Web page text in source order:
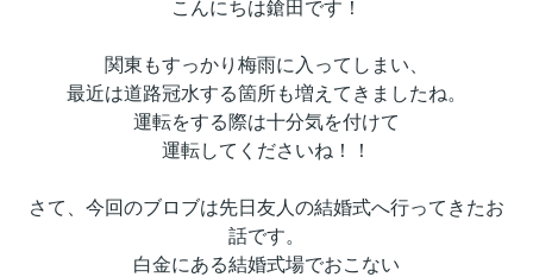
こんにちは鎗田です！
関東もすっかり梅雨に入ってしまい、
最近は道路冠水する箇所も増えてきましたね。
運転をする際は十分気を付けて
運転してくださいね！！
さて、今回のブロブは先日友人の結婚式へ行ってきたお
話です。
白金にある結婚式場でおこない